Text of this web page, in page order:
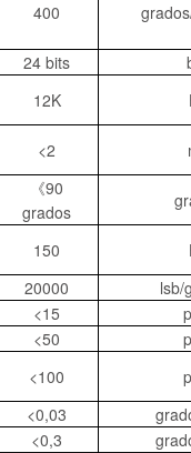
400
24 bits
12K
<2
《90
grados
150
20000 lsb/
<15
<50
<100
<0,03
<0,3